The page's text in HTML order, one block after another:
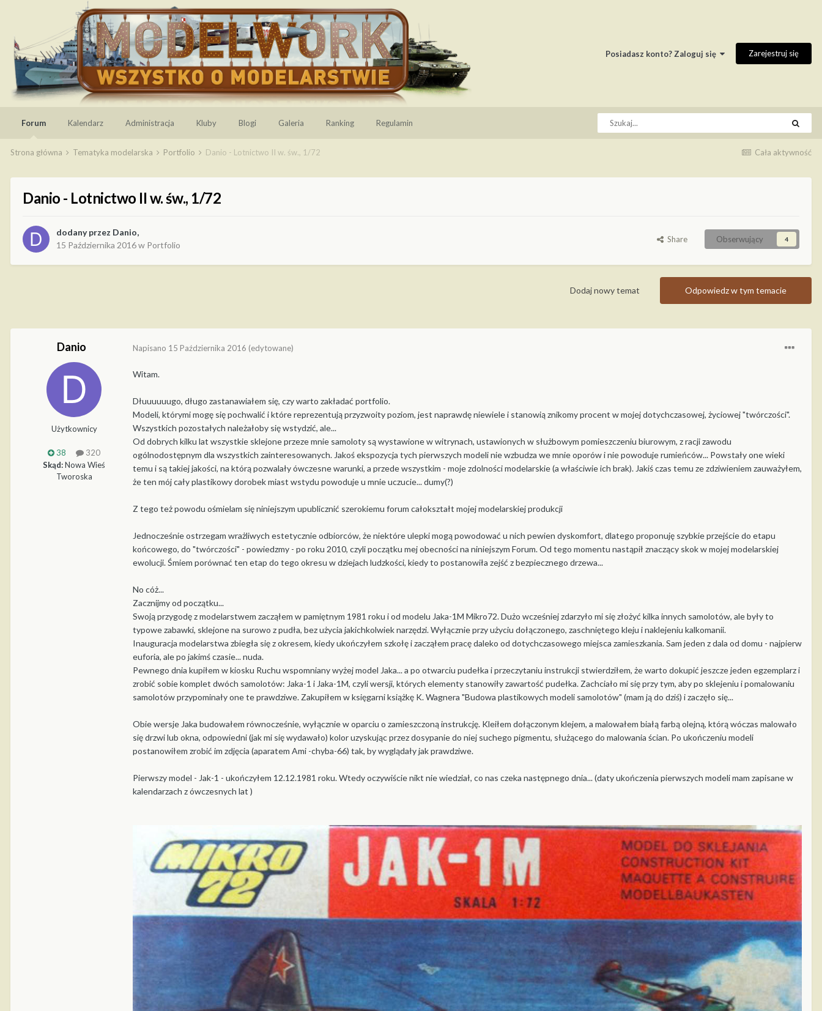
Posiadasz konto? Zaloguj się Zarejestruj się
Forum Kalendarz Administracja Kluby Blogi Galeria Ranking Regulamin
Cała aktywność
Strona główna Tematyka modelarska Portfolio Danio - Lotnictwo II w. św., 1/72
Danio - Lotnictwo II w. św., 1/72
dodany przez Danio,
15 Października 2016w Portfolio
Share Obserwujący 4
Odpowiedz w tym temacie
Dodaj nowy temat
Danio
Użytkownicy
38
320
Skąd:Nowa Wieś
Tworoska
Napisano 15 Października 2016 (edytowane)
Witam.
Dłuuuuuugo, długo zastanawiałem się, czy warto zakładać portfolio.
Modeli, którymi mogę się pochwalić i które reprezentują przyzwoity poziom, jest naprawdę niewiele i stanowią znikomy procent w mojej dotychczasowej, życiowej "twórczości".
Wszystkich pozostałych należałoby się wstydzić, ale...
Od dobrych kilku lat wszystkie sklejone przeze mnie samoloty są wystawione w witrynach, ustawionych w służbowym pomieszczeniu biurowym, z racji zawodu
ogólnodostępnym dla wszystkich zainteresowanych. Jakoś ekspozycja tych pierwszych modeli nie wzbudza we mnie oporów i nie powoduje rumieńców... Powstały one wieki
temu i są takiej jakości, na którą pozwalały ówczesne warunki, a przede wszystkim - moje zdolności modelarskie (a właściwie ich brak). Jakiś czas temu ze zdziwieniem zauważyłem,
że ten mój cały plastikowy dorobek miast wstydu powoduje u mnie uczucie... dumy(?)
Z tego też powodu ośmielam się niniejszym upublicznić szerokiemu forum całokształt mojej modelarskiej produkcji
Jednocześnie ostrzegam wrażliwych estetycznie odbiorców, że niektóre ulepki mogą powodować u nich pewien dyskomfort, dlatego proponuję szybkie przejście do etapu
końcowego, do "twórczości" - powiedzmy - po roku 2010, czyli początku mej obecności na niniejszym Forum. Od tego momentu nastąpił znaczący skok w mojej modelarskiej
ewolucji. Śmiem porównać ten etap do tego okresu w dziejach ludzkości, kiedy to postanowiła zejść z bezpiecznego drzewa...
No cóż...
Zacznijmy od początku...
Swoją przygodę z modelarstwem zacząłem w pamiętnym 1981 roku i od modelu Jaka-1M Mikro72. Dużo wcześniej zdarzyło mi się złożyć kilka innych samolotów, ale były to
typowe zabawki, sklejone na surowo z pudła, bez użycia jakichkolwiek narzędzi. Wyłącznie przy użyciu dołączonego, zaschniętego kleju i naklejeniu kalkomanii.
Inauguracja modelarstwa zbiegła się z okresem, kiedy ukończyłem szkołę i zacząłem pracę daleko od dotychczasowego miejsca zamieszkania. Sam jeden z dala od domu - najpierw
euforia, ale po jakimś czasie... nuda.
Pewnego dnia kupiłem w kiosku Ruchu wspomniany wyżej model Jaka... a po otwarciu pudełka i przeczytaniu instrukcji stwierdziłem, że warto dokupić jeszcze jeden egzemplarz i
zrobić sobie komplet dwóch samolotów: Jaka-1 i Jaka-1M, czyli wersji, których elementy stanowiły zawartość pudełka. Zachciało mi się przy tym, aby po sklejeniu i pomalowaniu
samolotów przypominały one te prawdziwe. Zakupiłem w księgarni książkę K. Wagnera "Budowa plastikowych modeli samolotów" (mam ją do dziś) i zaczęło się...
Obie wersje Jaka budowałem równocześnie, wyłącznie w oparciu o zamieszczoną instrukcję. Kleiłem dołączonym klejem, a malowałem białą farbą olejną, którą wóczas malowało
się drzwi lub okna, odpowiedni (jak mi się wydawało) kolor uzyskując przez dosypanie do niej suchego pigmentu, służącego do malowania ścian. Po ukończeniu modeli
postanowiłem zrobić im zdjęcia (aparatem Ami -chyba-66) tak, by wyglądały jak prawdziwe.
Pierwszy model - Jak-1 - ukończyłem 12.12.1981 roku. Wtedy oczywiście nikt nie wiedział, co nas czeka następnego dnia... (daty ukończenia pierwszych modeli mam zapisane w
kalendarzach z ówczesnych lat )